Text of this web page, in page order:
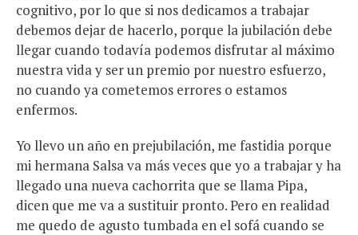
cognitivo, por lo que si nos dedicamos a trabajar
debemos dejar de hacerlo, porque la jubilación debe
llegar cuando todavía podemos disfrutar al máximo
nuestra vida y ser un premio por nuestro esfuerzo,
no cuando ya cometemos errores o estamos
enfermos.
Yo llevo un año en prejubilación, me fastidia porque
mi hermana Salsa va más veces que yo a trabajar y ha
llegado una nueva cachorrita que se llama Pipa,
dicen que me va a sustituir pronto. Pero en realidad
me quedo de agusto tumbada en el sofá cuando se